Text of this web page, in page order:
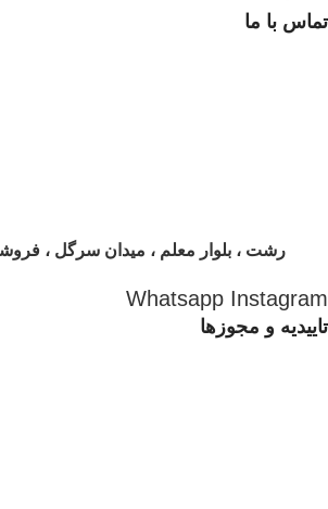
تماس با ما
رشت ، بلوار معلم ، میدان سرگل ،
Whatsapp Instagram
تاییدیه و مجوزها